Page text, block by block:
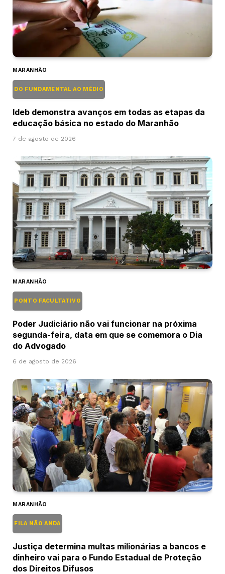
MARANHÃO
DO FUNDAMENTAL AO MÉDIO
Ideb demonstra avanços em todas as etapas da
educação básica no estado do Maranhão
7 de agosto de 2026
MARANHÃO
PONTO FACULTATIVO
Poder Judiciário não vai funcionar na próxima
segunda-feira, data em que se comemora o Dia
do Advogado
6 de agosto de 2026
MARANHÃO
FILA NÃO ANDA
Justiça determina multas milionárias a bancos e
dinheiro vai para o Fundo Estadual de Proteção
dos Direitos Difusos